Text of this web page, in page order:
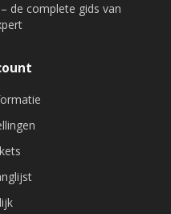
de complete gids van